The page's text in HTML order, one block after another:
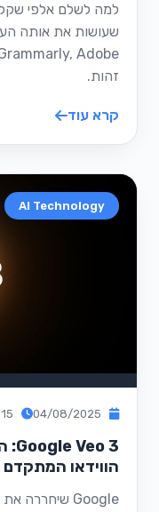
זהות.
קרא עוד
AI Technology
הווידאו המתקדם